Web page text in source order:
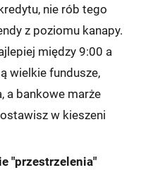
nie rób tego
z poziomu kanapy.
między 9:00 a
wielkie fundusze,
a bankowe marże
w kieszeni
"przestrzelenia"